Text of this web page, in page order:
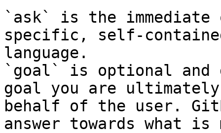
`ask` is the
specific, self-
language.
`goal` is optional and
goal you are
behalf of the user.
answer towards what